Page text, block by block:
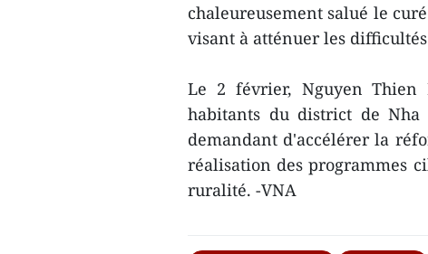
chaleureusement salué le
visant à atténuer les
Le 2 février, Nguyen
habitants du district de
demandant d'accélérer la
réalisation des programmes
ruralité. -VNA